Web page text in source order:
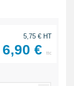
5,75 € HT
6,90 € ttc